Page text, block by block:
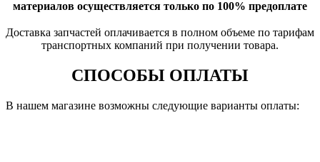
материалов осуществляется только по 100% предоплате
Доставка запчастей оплачивается в полном объеме по тарифам
транспортных компаний при получении товара.
СПОСОБЫ ОПЛАТЫ
В нашем магазине возможны следующие варианты оплаты: